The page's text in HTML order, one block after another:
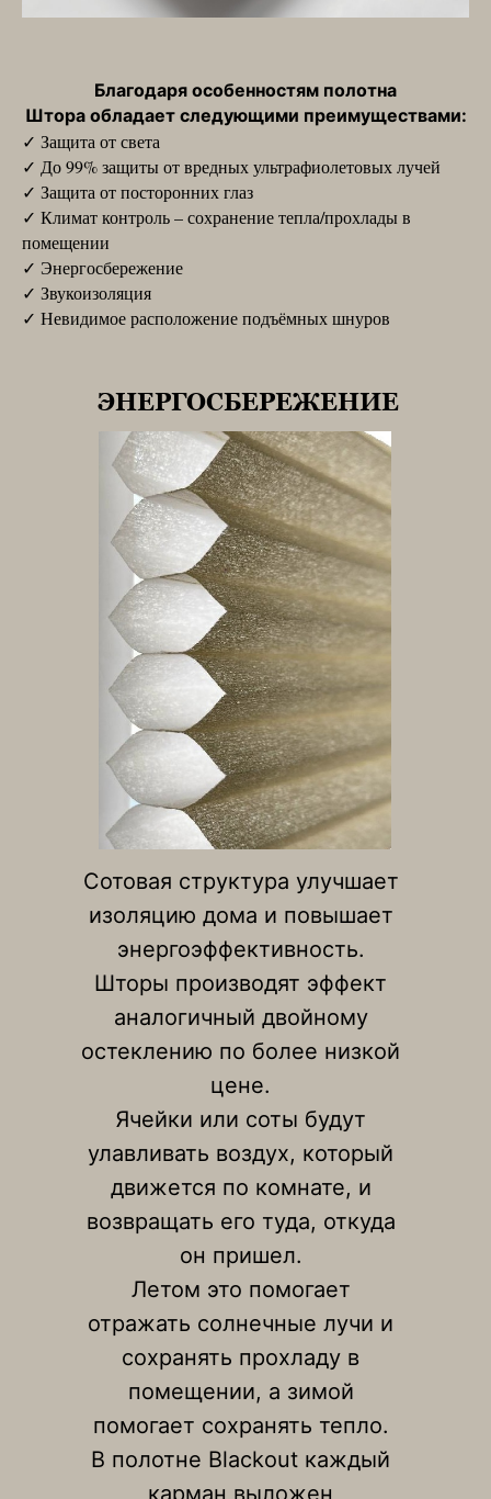
Благодаря особенностям полотна
Шторa обладает следующими преимуществами:
✓ Защита от света
✓ До 99% защиты от вредных ультрафиолетовых лучей
✓ Защита от посторонних глаз
✓ Климат контроль – сохранение тепла/прохлады в
помещении
✓ Энергосбережение
✓ Звукоизоляция
✓ Невидимое расположение подъёмных шнуров
ЭНЕРГОСБЕРЕЖЕНИЕ
Сотовая структура улучшает
изоляцию дома и повышает
энергоэффективность.
Шторы производят эффект
аналогичный двойному
остеклению по более низкой
цене.
Ячейки или соты будут
улавливать воздух, который
движется по комнате, и
возвращать его туда, откуда
он пришел.
Летом это помогает
отражать солнечные лучи и
сохранять прохладу в
помещении, а зимой
помогает сохранять тепло.
В полотне Blackout каждый
карман выложен